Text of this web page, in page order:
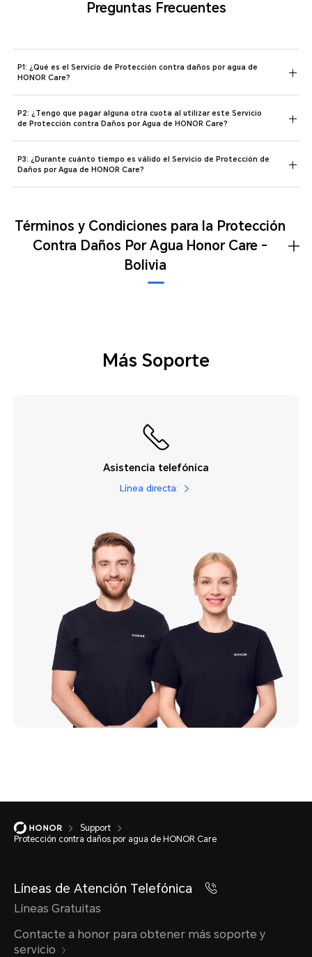
Preguntas Frecuentes
P1: ¿Qué es el Servicio de Protección contra daños por agua de
HONOR Care?
P2: ¿Tengo que pagar alguna otra cuota al utilizar este Servicio
de Protección contra Daños por Agua de HONOR Care?
P3: ¿Durante cuánto tiempo es válido el Servicio de Protección de
Daños por Agua de HONOR Care?
Términos y Condiciones para la Protección
Contra Daños Por Agua Honor Care -
Bolivia
Más Soporte
Asistencia telefónica
Línea directa:
Support
Protección contra daños por agua de HONOR Care
Líneas de Atención Telefónica
Líneas Gratuitas
Contacte a honor para obtener más soporte y
servicio